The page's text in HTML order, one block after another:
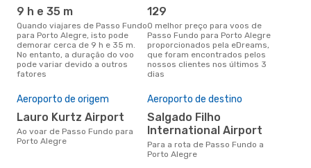
9 h e 35 m
Quando viajares de Passo Fundo
para Porto Alegre, isto pode
demorar cerca de 9 h e 35 m.
No entanto, a duração do voo
pode variar devido a outros
fatores
129
O melhor preço para voos de
Passo Fundo para Porto Alegre
proporcionados pela eDreams,
que foram encontrados pelos
nossos clientes nos últimos 3
dias
Aeroporto de origem
Lauro Kurtz Airport
Ao voar de Passo Fundo para
Porto Alegre
Aeroporto de destino
Salgado Filho
International Airport
Para a rota de Passo Fundo a
Porto Alegre